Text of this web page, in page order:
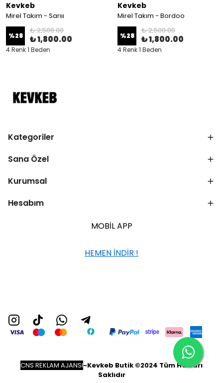
Kevkeb
Mirel Takım - Sarııı
%28
₺ 2,500.00
₺ 1,800.00
4 Renk 1 Beden
Kevkeb
Mirel Takım - Bordoo
%28
₺ 2,500.00
₺ 1,800.00
4 Renk 1 Beden
Kategoriler
Sana Özel
Kurumsal
Hesabım
MOBİL APP
HEMEN İNDİR !
CNS REKLAM AJANSI-Kevkeb Butik ©2024 Tüm Hakları
Saklıdır